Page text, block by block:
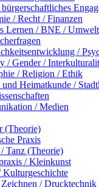
/ Recht / Finanzen
Lernen / BNE /
/
/ Gender /
/ Religion / Ethik
und Heimatkunde /
/ Medien
(Theorie)
Praxis
Tanz (Theorie)
/ Kleinkunst
Kulturgeschichte
/ Drucktechnik